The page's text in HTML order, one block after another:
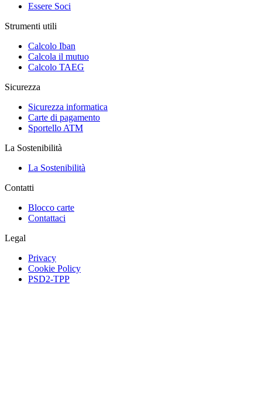
Essere Soci
Strumenti utili
Calcolo Iban
Calcola il mutuo
Calcolo TAEG
Sicurezza
Sicurezza informatica
Carte di pagamento
Sportello ATM
La Sostenibilità
La Sostenibilità
Contatti
Blocco carte
Contattaci
Legal
Privacy
Cookie Policy
PSD2-TPP